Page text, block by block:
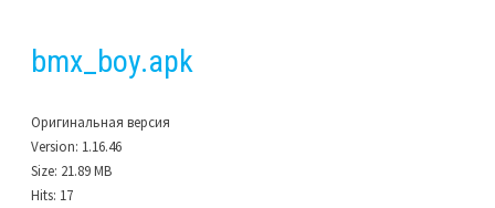
bmx_boy.apk
Оригинальная версия
Version: 1.16.46
Size: 21.89 MB
Hits: 17